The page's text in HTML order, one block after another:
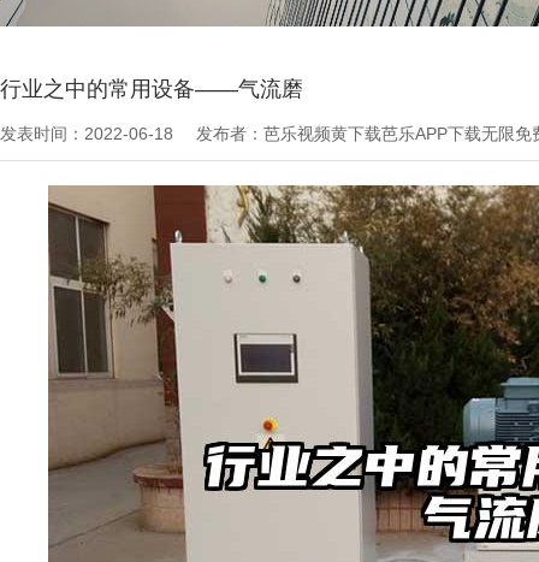
行业之中的常用设备——气流磨
发表时间：2022-06-18 发布者：芭乐视频黄下载芭乐APP下载无限